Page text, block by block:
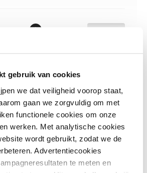
gebruik van cookies
we dat veiligheid voorop staat,
gaan we zorgvuldig om met
functionele cookies om onze
werken. Met analytische cookies
wordt gebruikt, zodat we de
Advertentiecookies
te meten en
DS-2TD1228-2/QA - Thermisch bi-
Strobe/Audio 4 MP camera